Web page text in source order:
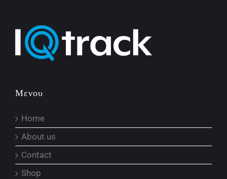
Μενου
Home
About us
Contact
Shop